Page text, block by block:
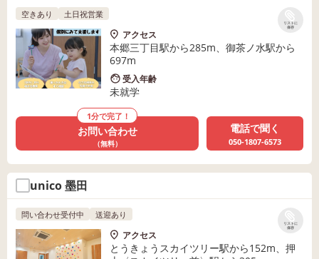
リストに
保存
空きあり 土日祝営業
アクセス
本郷三丁目駅から285m、御茶ノ水駅から
697m
受入年齢
未就学
1分で完了！
お問い合わせ
（無料）
電話で聞く
050-1807-6573
unico 墨田
リストに
保存
問い合わせ受付中 送迎あり
アクセス
とうきょうスカイツリー駅から152m、押